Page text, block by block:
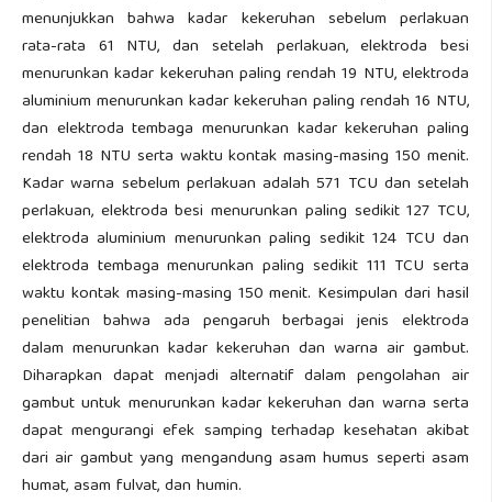
menunjukkan bahwa kadar kekeruhan sebelum perlakuan
rata-rata 61 NTU, dan setelah perlakuan, elektroda besi
menurunkan kadar kekeruhan paling rendah 19 NTU, elektroda
aluminium menurunkan kadar kekeruhan paling rendah 16 NTU,
dan elektroda tembaga menurunkan kadar kekeruhan paling
rendah 18 NTU serta waktu kontak masing-masing 150 menit.
Kadar warna sebelum perlakuan adalah 571 TCU dan setelah
perlakuan, elektroda besi menurunkan paling sedikit 127 TCU,
elektroda aluminium menurunkan paling sedikit 124 TCU dan
elektroda tembaga menurunkan paling sedikit 111 TCU serta
waktu kontak masing-masing 150 menit. Kesimpulan dari hasil
penelitian bahwa ada pengaruh berbagai jenis elektroda
dalam menurunkan kadar kekeruhan dan warna air gambut.
Diharapkan dapat menjadi alternatif dalam pengolahan air
gambut untuk menurunkan kadar kekeruhan dan warna serta
dapat mengurangi efek samping terhadap kesehatan akibat
dari air gambut yang mengandung asam humus seperti asam
humat, asam fulvat, dan humin.